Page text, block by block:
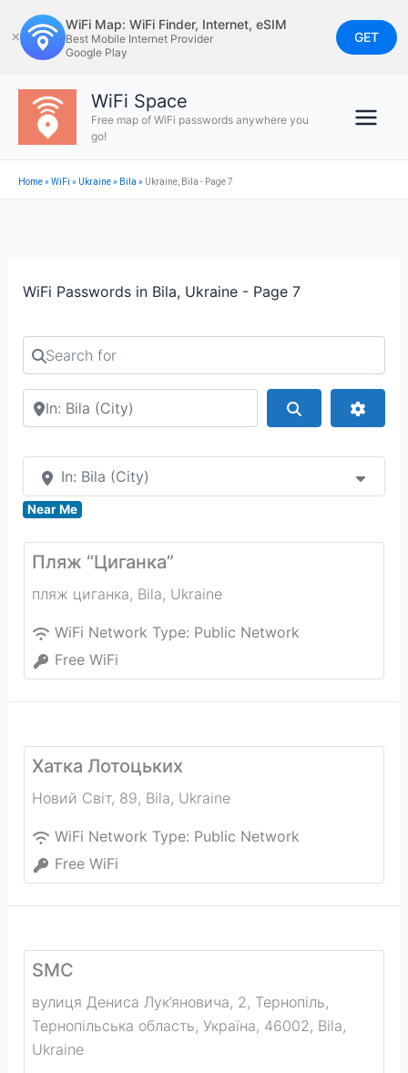
to
content
✕
WiFi Map: WiFi Finder, Internet, eSIM
Best Mobile Internet Provider
Google Play
GET
WiFi Space
Free map of WiFi passwords anywhere you
go!
Home»WiFi » Ukraine» Bila » Ukraine, Bila - Page 7
WiFi Passwords in Bila, Ukraine - Page 7
Search for
Search by city or country
In: Bila (City)
Near Me
Пляж “Циганка”
пляж циганка, Bila, Ukraine
WiFi Network Type: Public Network
Free WiFi
Хатка Лотоцьких
Новий Світ, 89, Bila, Ukraine
WiFi Network Type: Public Network
Free WiFi
SMC
вулиця Дениса Лук’яновича, 2, Тернопіль,
Тернопільська область, Україна, 46002, Bila,
Ukraine